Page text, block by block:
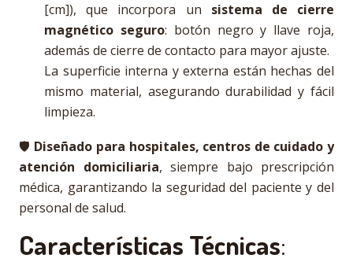
[cm]), que incorpora un sistema de cierre
magnético seguro: botón negro y llave roja,
además de cierre de contacto para mayor ajuste.
La superficie interna y externa están hechas del
mismo material, asegurando durabilidad y fácil
limpieza.
🛡️ Diseñado para hospitales, centros de cuidado y
atención domiciliaria, siempre bajo prescripción
médica, garantizando la seguridad del paciente y del
personal de salud.
Características Técnicas: